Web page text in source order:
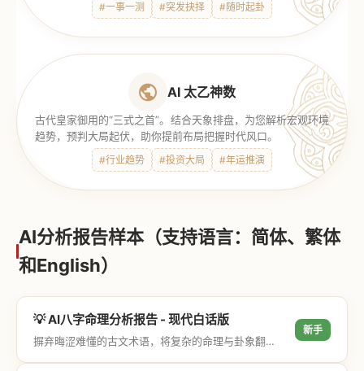
#一事一测 #突发抉择 #随时起卦
AI 太乙神数
古代皇家御用的“三式之首”。结合天象排盘，为您解析宏观环境
趋势，预判大局起伏，助你提前布局把握时代风口。
#行业趋势 #投资大局 #年运推演
AI分析报告样本（支持语言：简体、繁体
和English）
💡 AI八字命理分析报告 - 现代白话版
摒弃晦涩难懂的古文术语，将复杂的命理与卦象翻译成通俗易懂的现代大白话，直击结果与生活建议，零门槛轻松阅读。
新手